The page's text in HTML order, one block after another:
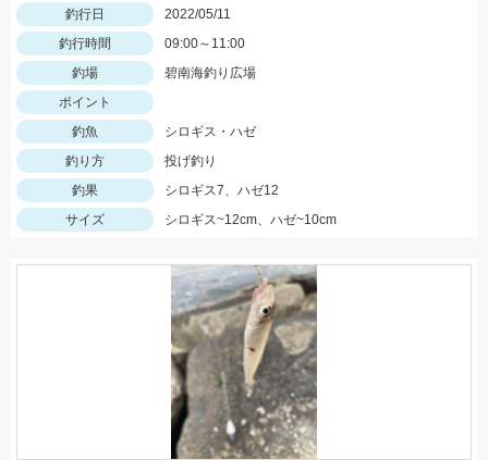
釣行日
2022/05/11
釣行時間
09:00～11:00
釣場
碧南海釣り広場
ポイント
釣魚
シロギス・ハゼ
釣り方
投げ釣り
釣果
シロギス7、ハゼ12
サイズ
シロギス~12cm、ハゼ~10cm